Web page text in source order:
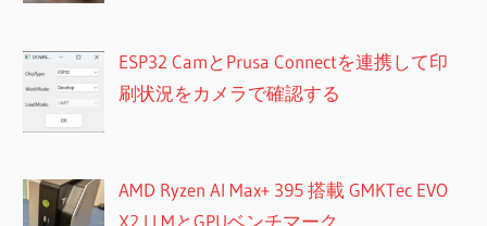
ESP32 CamとPrusa Connectを連携して印
刷状況をカメラで確認する
AMD Ryzen AI Max+ 395 搭載 GMKTec EVO
X2 LLMとGPUベンチマーク